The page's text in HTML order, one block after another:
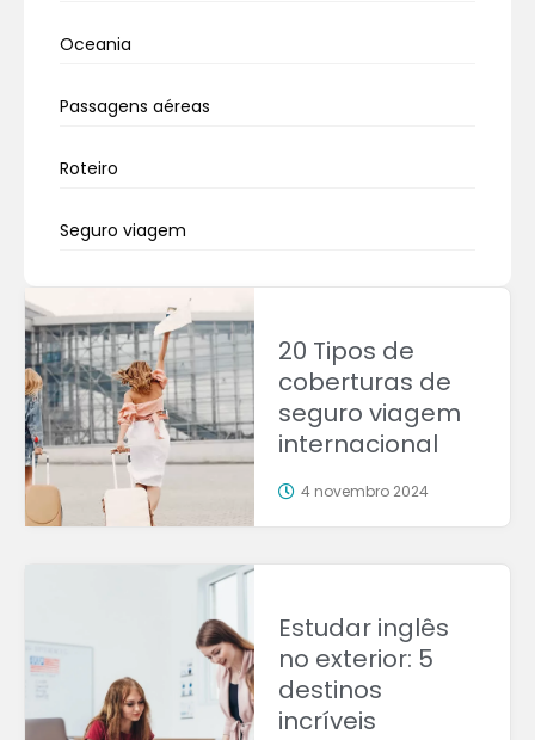
Oceania
Passagens aéreas
Roteiro
Seguro viagem
20 Tipos de
coberturas de
seguro viagem
internacional
4 novembro 2024
Estudar inglês
no exterior: 5
destinos
incríveis